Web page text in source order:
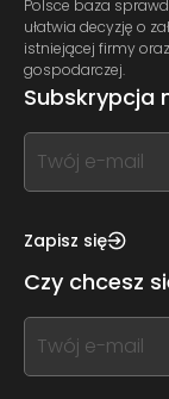
Polsce baza
ułatwia decyzję o
istniejącej firmy
gospodarczej.
Subskrypcja
If
you
this,
this
form
field
blank
Zapisz się
Czy chcesz
If
you